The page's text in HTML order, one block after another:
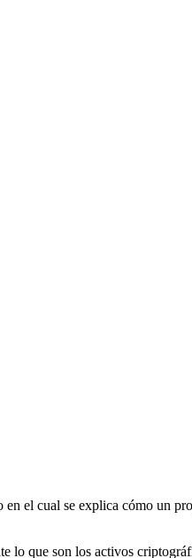
el cual se explica cómo un
lo que son los activos